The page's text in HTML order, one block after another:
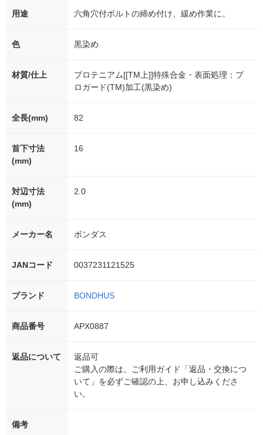
用途 六角穴付ボルトの締め付け、緩め作業に。
色 黒染め
材質/仕上
プロテニアム[[TM上]]特殊合金・表面処理：プ
ロガード(TM)加工(黒染め)
全長(mm) 82
首下寸法
(mm)
16
対辺寸法
(mm)
2.0
メーカー名 ボンダス
JANコード 0037231121525
ブランド BONDHUS
商品番号 APX0887
返品について
返品可
ご購入の際は、ご利用ガイド「返品・交換につ
いて」を必ずご確認の上、お申し込みくださ
い。
備考